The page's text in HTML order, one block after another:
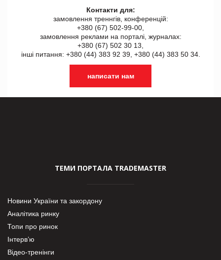
Контакти для:
замовлення треннгів, конференцій:
+380 (67) 502-99-00,
замовлення реклами на порталі, журналах:
+380 (67) 502 30 13,
інші питання: +380 (44) 383 92 39, +380 (44) 383 50 34.
написати нам
ТЕМИ ПОРТАЛА TRADEMASTER
Новини України та закордону
Аналітика ринку
Топи про ринок
Інтерв’ю
Відео-тренінги